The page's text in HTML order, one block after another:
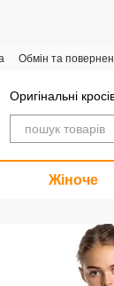
Обмін та
Оригінальні
Жіноче